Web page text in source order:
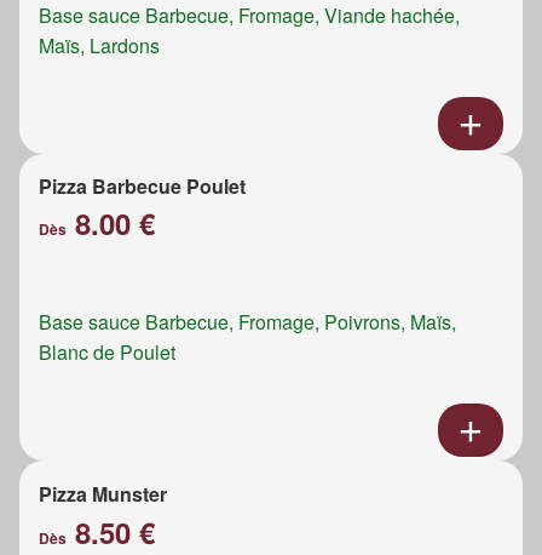
Base sauce Barbecue, Fromage, Viande hachée,
Maïs, Lardons
Pizza Barbecue Poulet
Dès 8.00 €
Base sauce Barbecue, Fromage, Poivrons, Maïs,
Blanc de Poulet
Pizza Munster
Dès 8.50 €